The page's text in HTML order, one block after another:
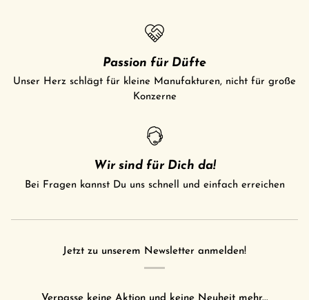
Passion für Düfte
Unser Herz schlägt für kleine Manufakturen, nicht für große
Konzerne
Wir sind für Dich da!
Bei Fragen kannst Du uns schnell und einfach erreichen
Jetzt zu unserem Newsletter anmelden!